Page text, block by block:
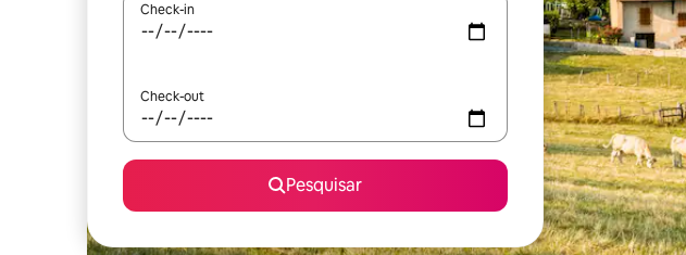
Check-in
Check-out
Pesquisar